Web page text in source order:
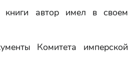
книги автор имел в своем
Комитета имперской